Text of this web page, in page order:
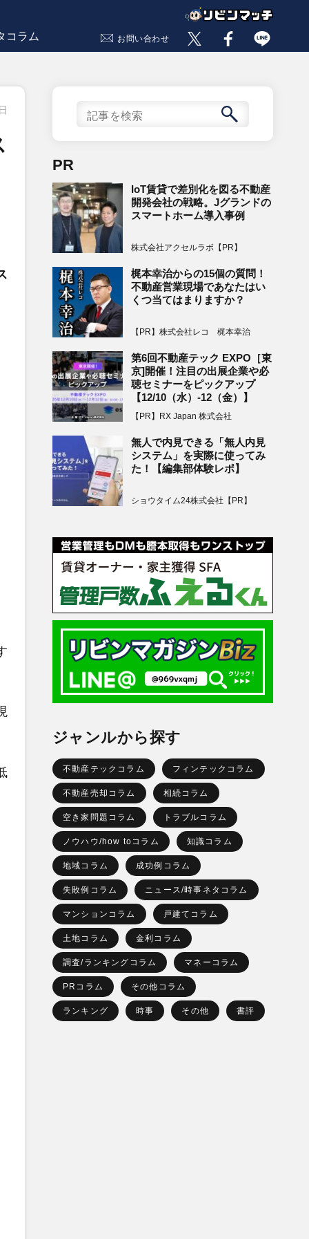
コラム お問い合わせ
PR
IoT賃貸で差別化を図る不動産
開発会社の戦略。Jグランドの
スマートホーム導入事例
株式会社アクセルラボ【PR】
梶本幸治からの15個の質問！
不動産営業現場であなたはい
くつ当てはまりますか？
【PR】株式会社レコ 梶本幸治
第6回不動産テック EXPO［東
京]開催！注目の出展企業や必
聴セミナーをピックアップ
【12/10（水）-12（金）】
【PR】RX Japan 株式会社
無人で内見できる「無人内見
システム」を実際に使ってみ
た！【編集部体験レポ】
ショウタイム24株式会社【PR】
ジャンルから探す
不動産テックコラム フィンテックコラム
不動産売却コラム 相続コラム
空き家問題コラム トラブルコラム
ノウハウ/how toコラム 知識コラム
地域コラム 成功例コラム
失敗例コラム ニュース/時事ネタコラム
マンションコラム 戸建てコラム
土地コラム 金利コラム
調査/ランキングコラム マネーコラム
PRコラム その他コラム
ランキング 時事 その他 書評